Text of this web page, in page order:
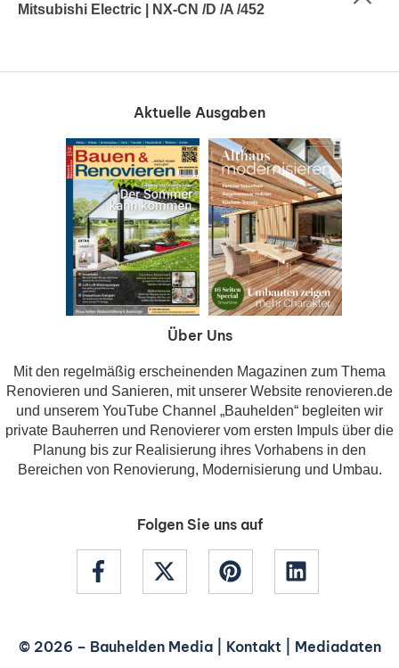
Mitsubishi Electric | NX-CN /D /A /452
Aktuelle Ausgaben
Über Uns
Mit den regelmäßig erscheinenden Magazinen zum Thema
Renovieren und Sanieren, mit unserer Website renovieren.de
und unserem YouTube Channel „Bauhelden“ begleiten wir
private Bauherren und Renovierer vom ersten Impuls über die
Planung bis zur Realisierung ihres Vorhabens in den
Bereichen von Renovierung, Modernisierung und Umbau.
Folgen Sie uns auf
© 2026 – Bauhelden Media| Kontakt| Mediadaten